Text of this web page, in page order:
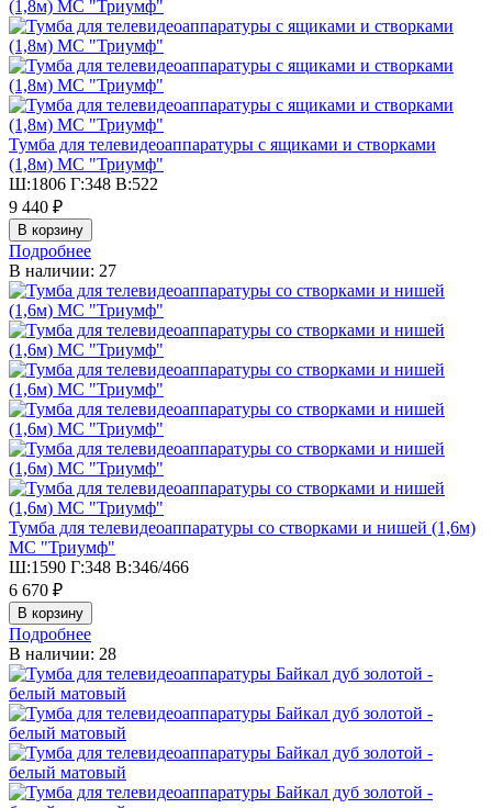
Тумба для телевидеоаппаратуры с ящиками и створками
(1,8м) МС "Триумф"
Ш:1806 Г:348 В:522
9 440 ₽
Подробнее
В наличии: 27
Тумба для телевидеоаппаратуры со створками и нишей (1,6м)
МС "Триумф"
Ш:1590 Г:348 В:346/466
6 670 ₽
Подробнее
В наличии: 28